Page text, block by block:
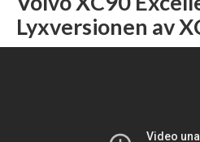
Lyxversionen av